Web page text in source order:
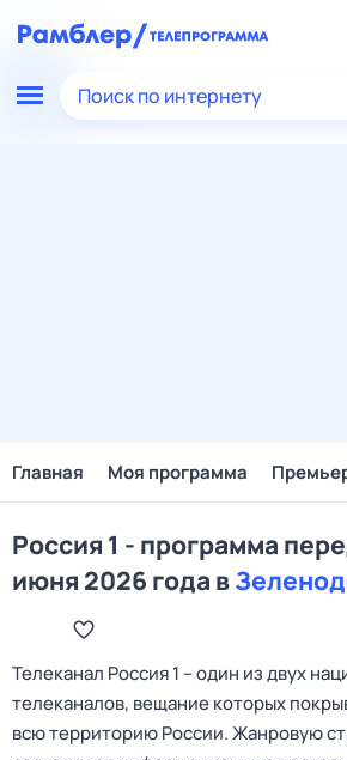
Поиск по интернету
Главная Моя программа
Россия 1 - программа
июня 2026 года в
Телеканал Россия 1 – один из двух
телеканалов, вещание которых
всю территорию России. Жанровую